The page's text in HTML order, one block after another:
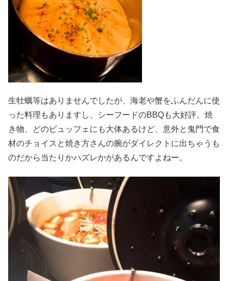
生牡蠣等はありませんでしたが、海老や蟹をふんだんに使
った料理もありますし、シーフードのBBQも大好評。焼
き物、どのビュッフェにも大体あるけど、意外と鬼門で食
材のチョイスと焼き方さんの腕がダイレクトに出ちゃうも
のだから当たりかハズレかがあるんですよねー。